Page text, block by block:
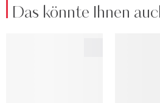
Das könnte Ihnen